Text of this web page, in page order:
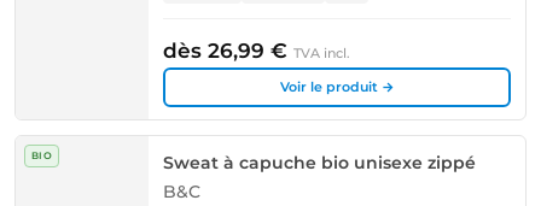
dès 26,99 € TVA incl.
Voir le produit →
BIO
Sweat à capuche bio unisexe zippé
B&C